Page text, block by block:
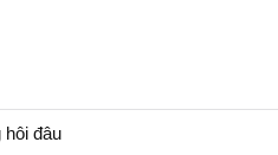
hôi đâu